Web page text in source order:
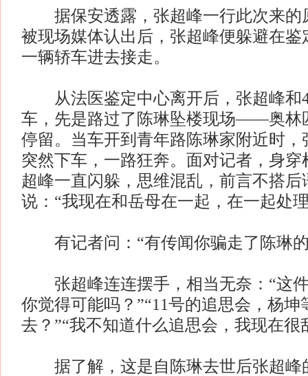
据保安透露，张超峰一行此次来的
被现场媒体认出后，张超峰便躲避在鉴
一辆轿车进去接走。
从法医鉴定中心离开后，张超峰和
车，先是路过了陈琳坠楼现场——奥林
停留。当车开到青年路陈琳家附近时，
突然下车，一路狂奔。面对记者，身穿
超峰一直闪躲，思维混乱，前言不搭后
说：“我现在和岳母在一起，在一起处
有记者问：“有传闻你骗走了陈琳
张超峰连连摆手，相当无奈：“这件
你觉得可能吗？”“11号的追思会，杨坤
去？”“我不知道什么追思会，我现在
据了解，这是自陈琳去世后张超峰